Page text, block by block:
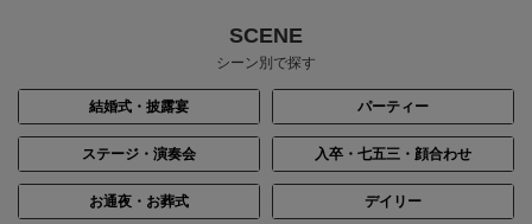
SCENE
シーン別で探す
結婚式・披露宴 パーティー
ステージ・演奏会 入卒・七五三・顔合わせ
お通夜・お葬式 デイリー